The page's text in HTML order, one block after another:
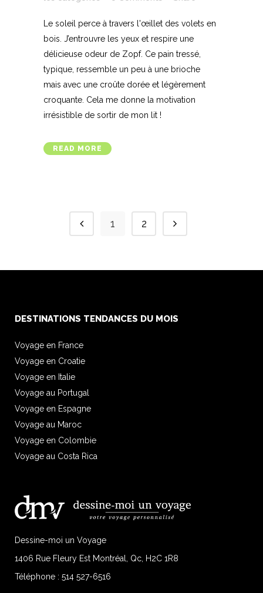
Le soleil perce à travers l'œillet des volets en
bois. J’entrouvre les yeux et respire une
délicieuse odeur de Zopf. Ce pain tressé,
typique, ressemble un peu à une brioche
mais avec une croûte dorée et légèrement
croquante. Cela me donne la motivation
irrésistible de sortir de mon lit !
READ MORE
1 2
DESTINATIONS TENDANCES DU MOIS
Voyage en France
Voyage en Croatie
Voyage en Italie
Voyage au Portugal
Voyage en Espagne
Voyage au Maroc
Voyage en Colombie
Voyage au Costa Rica
Dessine-moi un Voyage
1406 Rue Fleury Est Montréal, Qc, H2C 1R8
Téléphone : 514 527-6516